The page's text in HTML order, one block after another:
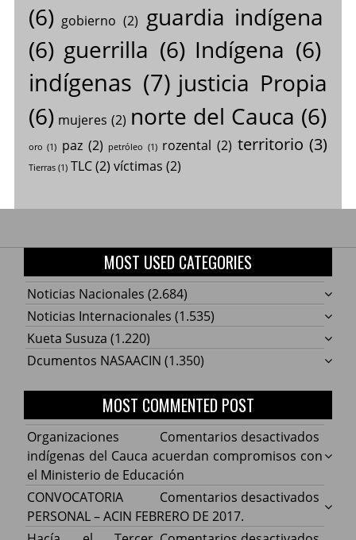
(6) gobierno (2) guardia indígena
(6) guerrilla (6) Indígena (6)
indígenas (7) justicia Propia
(6) mujeres (2) norte del Cauca (6)
oro (1) paz (2) petróleo (1) rozental (2) territorio (3)
Tierras(1) TLC(2) víctimas (2)
MOST USED CATEGORIES
Noticias Nacionales (2.684)
Noticias Internacionales (1.535)
Kueta Susuza (1.220)
Dcumentos NASAACIN (1.350)
MOST COMMENTED POST
Comentarios desactivados
Cauca
Organizaciones
indígenas del Cauca acuerdan compromisos con
el Ministerio de Educación
Comentarios desactivados
CONVOCATORIA
PERSONAL – ACIN FEBRERO DE 2017.